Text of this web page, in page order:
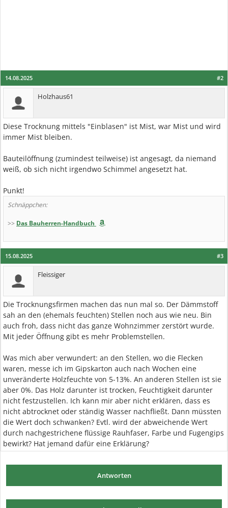
#2
14.08.2025
Holzhaus61
Diese Trocknung mittels "Einblasen" ist Mist, war Mist und wird
immer Mist bleiben.
Bauteilöffnung (zumindest teilweise) ist angesagt, da niemand
weiß, ob sich nicht irgendwo Schimmel angesetzt hat.
Punkt!
Schnäppchen:
>> Das Bauherren-Handbuch
#3
15.08.2025
Fleissiger
Die Trocknungsfirmen machen das nun mal so. Der Dämmstoff
sah an den (ehemals feuchten) Stellen noch aus wie neu. Bin
auch froh, dass nicht das ganze Wohnzimmer zerstört wurde.
Mit jeder Öffnung gibt es mehr Problemstellen.
Was mich aber verwundert: an den Stellen, wo die Flecken
waren, messe ich im Gipskarton auch nach Wochen eine
unveränderte Holzfeuchte von 5-13%. An anderen Stellen ist sie
aber 0%. Das Holz darunter ist trocken, Feuchtigkeit darunter
nicht festzustellen. Ich kann mir aber nicht erklären, dass es
nicht abtrocknet oder ständig Wasser nachfließt. Dann müssten
die Wert doch schwanken? Evtl. wird der abweichende Wert
durch nachgestrichene flüssige Rauhfaser, Farbe und Fugengips
bewirkt? Hat jemand dafür eine Erklärung?
Antworten